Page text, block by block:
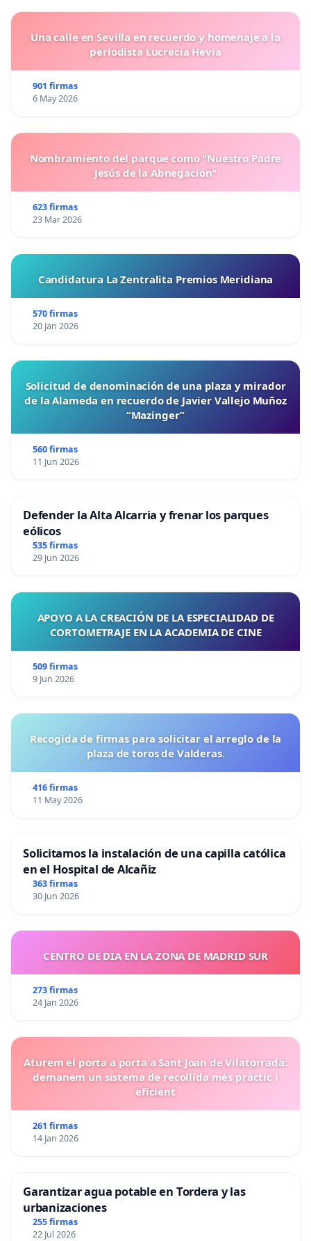
Una calle en Sevilla en recuerdo y homenaje a la
periodista Lucrecia Hevia
901 firmas
6 May 2026
Nombramiento del parque como "Nuestro Padre
Jesús de la Abnegación"
623 firmas
23 Mar 2026
Candidatura La Zentralita Premios Meridiana
570 firmas
20 Jan 2026
Solicitud de denominación de una plaza y mirador
de la Alameda en recuerdo de Javier Vallejo Muñoz
“Mazinger”
560 firmas
11 Jun 2026
Defender la Alta Alcarria y frenar los parques
eólicos
535 firmas
29 Jun 2026
APOYO A LA CREACIÓN DE LA ESPECIALIDAD DE
CORTOMETRAJE EN LA ACADEMIA DE CINE
509 firmas
9 Jun 2026
Recogida de firmas para solicitar el arreglo de la
plaza de toros de Valderas.
416 firmas
11 May 2026
Solicitamos la instalación de una capilla católica
en el Hospital de Alcañiz
363 firmas
30 Jun 2026
CENTRO DE DIA EN LA ZONA DE MADRID SUR
273 firmas
24 Jan 2026
Aturem el porta a porta a Sant Joan de Vilatorrada:
demanem un sistema de recollida més pràctic i
eficient
261 firmas
14 Jan 2026
Garantizar agua potable en Tordera y las
urbanizaciones
255 firmas
22 Jul 2026